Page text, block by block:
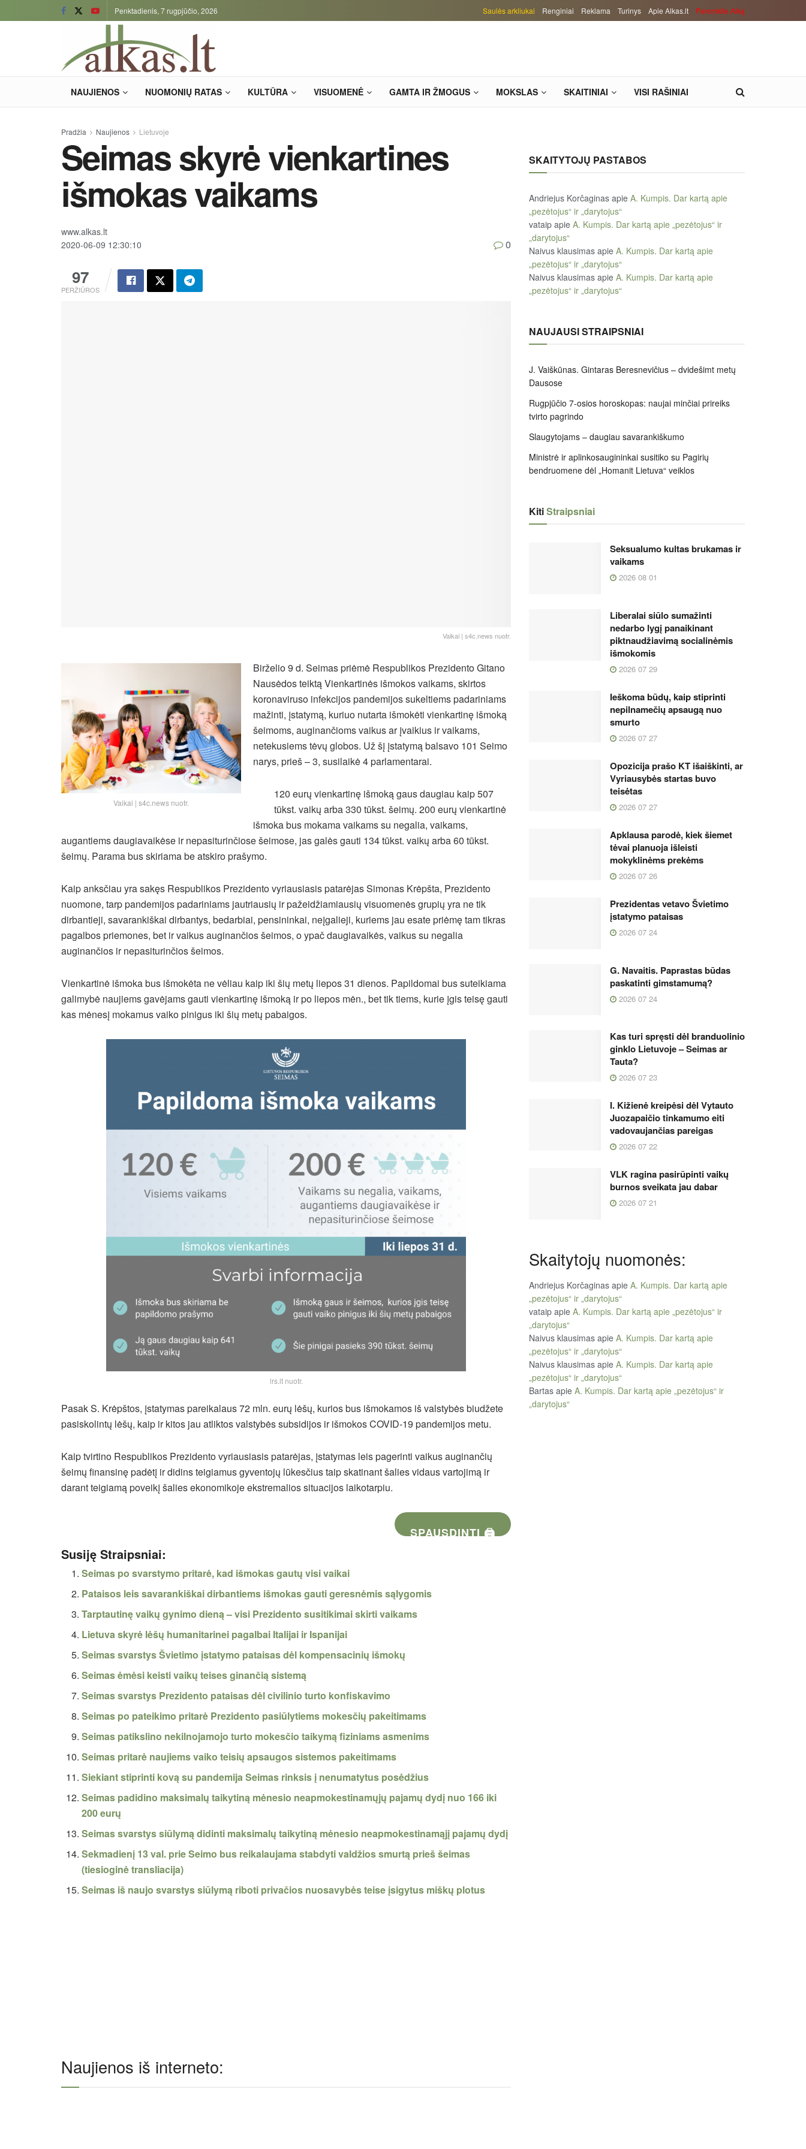
Penktadienis, 7 rugpjūčio, 2026 Saulės arkliukai Renginiai Reklama Turinys Apie Alkas.lt Paremkite Alką
NAUJIENOS NUOMONIŲ RATAS KULTŪRA VISUOMENĖ GAMTA IR ŽMOGUS MOKSLAS SKAITINIAI VISI RAŠINIAI
Pradžia Naujienos Lietuvoje
Seimas skyrė vienkartines
išmokas vaikams
www.alkas.lt
2020-06-09 12:30:10
97
PERŽIŪROS
0
Vaikai | s4c.news nuotr.
Vaikai | s4c.news nuotr.
Birželio 9 d. Seimas priėmė Respublikos Prezidento Gitano
Nausėdos teiktą Vienkartinės išmokos vaikams, skirtos
koronaviruso infekcijos pandemijos sukeltiems padariniams
mažinti, įstatymą, kuriuo nutarta išmokėti vienkartinę išmoką
šeimoms, auginančioms vaikus ar įvaikius ir vaikams,
netekusiems tėvų globos. Už šį įstatymą balsavo 101 Seimo
narys, prieš – 3, susilaikė 4 parlamentarai.
120 eurų vienkartinę išmoką gaus daugiau kaip 507
tūkst. vaikų arba 330 tūkst. šeimų. 200 eurų vienkartinė
išmoka bus mokama vaikams su negalia, vaikams,
augantiems daugiavaikėse ir nepasiturinčiose šeimose, jas galės gauti 134 tūkst. vaikų arba 60 tūkst.
šeimų. Parama bus skiriama be atskiro prašymo.
Kaip anksčiau yra sakęs Respublikos Prezidento vyriausiasis patarėjas Simonas Krėpšta, Prezidento
nuomone, tarp pandemijos padariniams jautriausių ir pažeidžiamiausių visuomenės grupių yra ne tik
dirbantieji, savarankiškai dirbantys, bedarbiai, pensininkai, neįgalieji, kuriems jau esate priėmę tam tikras
pagalbos priemones, bet ir vaikus auginančios šeimos, o ypač daugiavaikės, vaikus su negalia
auginančios ir nepasiturinčios šeimos.
Vienkartinė išmoka bus išmokėta ne vėliau kaip iki šių metų liepos 31 dienos. Papildomai bus suteikiama
galimybė naujiems gavėjams gauti vienkartinę išmoką ir po liepos mėn., bet tik tiems, kurie įgis teisę gauti
kas mėnesį mokamus vaiko pinigus iki šių metų pabaigos.
lrs.lt nuotr.
Pasak S. Krėpštos, įstatymas pareikalaus 72 mln. eurų lėšų, kurios bus išmokamos iš valstybės biudžete
pasiskolintų lėšų, kaip ir kitos jau atliktos valstybės subsidijos ir išmokos COVID-19 pandemijos metu.
Kaip tvirtino Respublikos Prezidento vyriausiasis patarėjas, įstatymas leis pagerinti vaikus auginančių
šeimų finansinę padėtį ir didins teigiamus gyventojų lūkesčius taip skatinant šalies vidaus vartojimą ir
darant teigiamą poveikį šalies ekonomikoje ekstremalios situacijos laikotarpiu.
SPAUSDINTI 🖨
Susiję Straipsniai:
Seimas po svarstymo pritarė, kad išmokas gautų visi vaikai
Pataisos leis savarankiškai dirbantiems išmokas gauti geresnėmis sąlygomis
Tarptautinę vaikų gynimo dieną – visi Prezidento susitikimai skirti vaikams
Lietuva skyrė lėšų humanitarinei pagalbai Italijai ir Ispanijai
Seimas svarstys Švietimo įstatymo pataisas dėl kompensacinių išmokų
Seimas ėmėsi keisti vaikų teises ginančią sistemą
Seimas svarstys Prezidento pataisas dėl civilinio turto konfiskavimo
Seimas po pateikimo pritarė Prezidento pasiūlytiems mokesčių pakeitimams
Seimas patikslino nekilnojamojo turto mokesčio taikymą fiziniams asmenims
Seimas pritarė naujiems vaiko teisių apsaugos sistemos pakeitimams
Siekiant stiprinti kovą su pandemija Seimas rinksis į nenumatytus posėdžius
Seimas padidino maksimalų taikytiną mėnesio neapmokestinamųjų pajamų dydį nuo 166 iki
200 eurų
Seimas svarstys siūlymą didinti maksimalų taikytiną mėnesio neapmokestinamąjį pajamų dydį
Sekmadienį 13 val. prie Seimo bus reikalaujama stabdyti valdžios smurtą prieš šeimas
(tiesioginė transliacija)
Seimas iš naujo svarstys siūlymą riboti privačios nuosavybės teise įsigytus miškų plotus
Naujienos iš interneto:
SKAITYTOJŲ PASTABOS
Andriejus Korčaginas apie A. Kumpis. Dar kartą apie
„pezėtojus“ ir „darytojus“
vataip apie A. Kumpis. Dar kartą apie „pezėtojus“ ir
„darytojus“
Naivus klausimas apie A. Kumpis. Dar kartą apie
„pezėtojus“ ir „darytojus“
Naivus klausimas apie A. Kumpis. Dar kartą apie
„pezėtojus“ ir „darytojus“
NAUJAUSI STRAIPSNIAI
J. Vaiškūnas. Gintaras Beresnevičius – dvidešimt metų
Dausose
Rugpjūčio 7-osios horoskopas: naujai minčiai prireiks
tvirto pagrindo
Slaugytojams – daugiau savarankiškumo
Ministrė ir aplinkosaugininkai susitiko su Pagirių
bendruomene dėl „Homanit Lietuva“ veiklos
KitiStraipsniai
Seksualumo kultas brukamas ir
vaikams
2026 08 01
Liberalai siūlo sumažinti
nedarbo lygį panaikinant
piktnaudžiavimą socialinėmis
išmokomis
2026 07 29
Ieškoma būdų, kaip stiprinti
nepilnamečių apsaugą nuo
smurto
2026 07 27
Opozicija prašo KT išaiškinti, ar
Vyriausybės startas buvo
teisėtas
2026 07 27
Apklausa parodė, kiek šiemet
tėvai planuoja išleisti
mokyklinėms prekėms
2026 07 26
Prezidentas vetavo Švietimo
įstatymo pataisas
2026 07 24
G. Navaitis. Paprastas būdas
paskatinti gimstamumą?
2026 07 24
Kas turi spręsti dėl branduolinio
ginklo Lietuvoje – Seimas ar
Tauta?
2026 07 23
I. Kižienė kreipėsi dėl Vytauto
Juozapaičio tinkamumo eiti
vadovaujančias pareigas
2026 07 22
VLK ragina pasirūpinti vaikų
burnos sveikata jau dabar
2026 07 21
Skaitytojų nuomonės:
Andriejus Korčaginas apie A. Kumpis. Dar kartą apie
„pezėtojus“ ir „darytojus“
vataip apie A. Kumpis. Dar kartą apie „pezėtojus“ ir
„darytojus“
Naivus klausimas apie A. Kumpis. Dar kartą apie
„pezėtojus“ ir „darytojus“
Naivus klausimas apie A. Kumpis. Dar kartą apie
„pezėtojus“ ir „darytojus“
Bartas apie A. Kumpis. Dar kartą apie „pezėtojus“ ir
„darytojus“